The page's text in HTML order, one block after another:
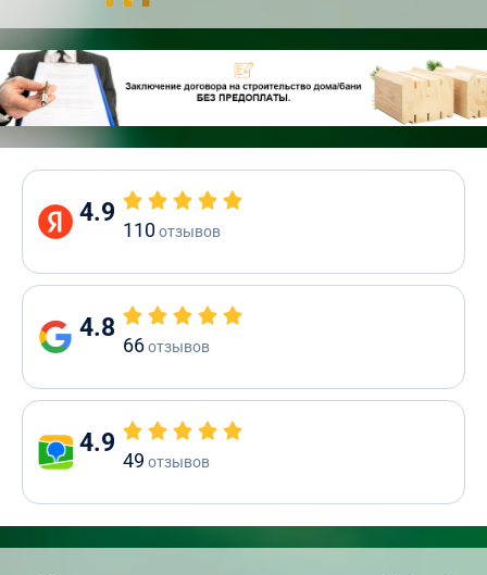
4.9
110отзывов
4.8
66отзывов
4.9
49 отзывов